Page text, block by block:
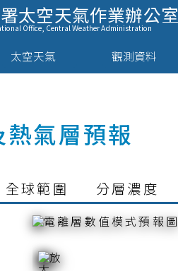
太空天氣作業辦公室
Office, Central Weather Administration
太空天氣 觀測資料
氣層預報
全球範圍 分層濃度